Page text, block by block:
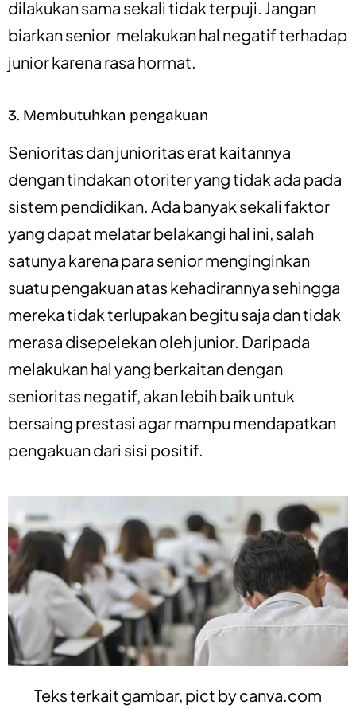
dilakukan sama sekali tidak terpuji. Jangan
biarkan senior melakukan hal negatif terhadap
junior karena rasa hormat.
3. Membutuhkan pengakuan
Senioritas dan junioritas erat kaitannya
dengan tindakan otoriter yang tidak ada pada
sistem pendidikan. Ada banyak sekali faktor
yang dapat melatar belakangi hal ini, salah
satunya karena para senior menginginkan
suatu pengakuan atas kehadirannya sehingga
mereka tidak terlupakan begitu saja dan tidak
merasa disepelekan oleh junior. Daripada
melakukan hal yang berkaitan dengan
senioritas negatif, akan lebih baik untuk
bersaing prestasi agar mampu mendapatkan
pengakuan dari sisi positif.
Teks terkait gambar, pict bycanva.com